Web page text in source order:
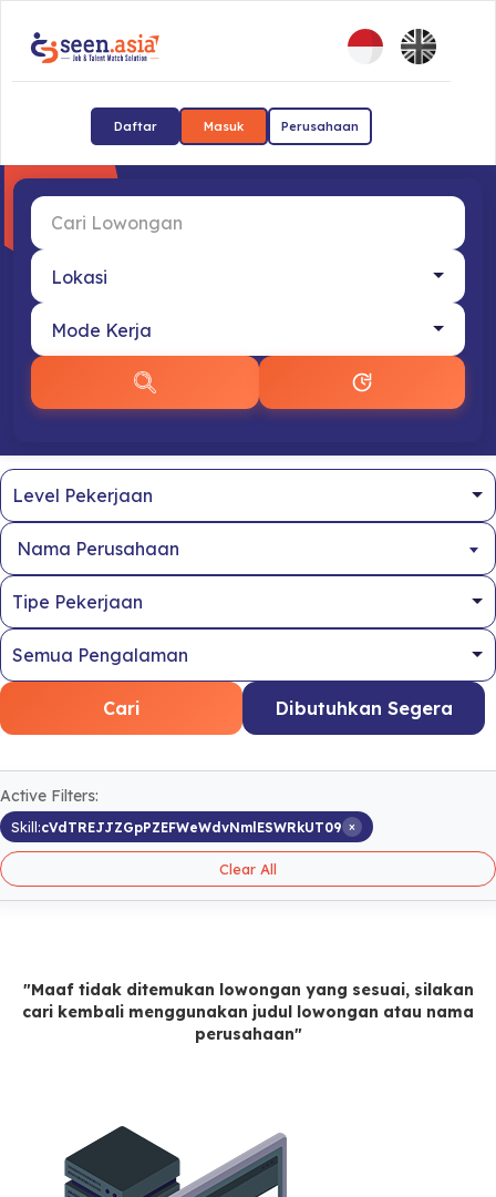
Daftar Masuk Perusahaan
Nama Perusahaan
Cari Dibutuhkan Segera
Active Filters:
Skill:cVdTREJJZGpPZEFWeWdvNmlESWRkUT09 ×
Clear All
"Maaf tidak ditemukan lowongan yang sesuai, silakan
cari kembali menggunakan judul lowongan atau nama
perusahaan"